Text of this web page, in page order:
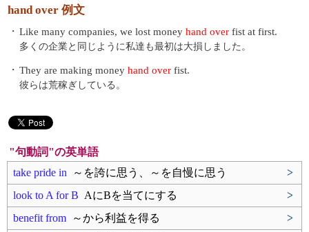
hand over 例文
・ Like many companies, we lost money hand over fist at first.
多くの企業と同じように私達も最初は大損しました。
・ They are making money hand over fist.
彼らは荒稼ぎしている。
"句動詞"の英単語
take pride in ～を誇に思う、～を自慢に思う
>
look to A for B AにBを当てにする
>
benefit from ～から利益を得る
>